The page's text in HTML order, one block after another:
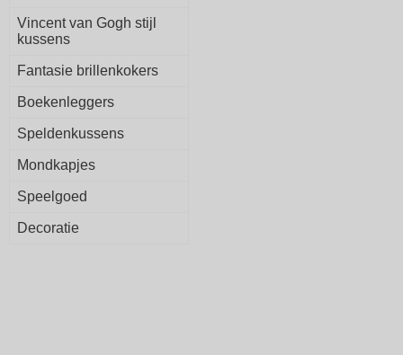
Vincent van Gogh stijl
kussens
Fantasie brillenkokers
Boekenleggers
Speldenkussens
Mondkapjes
Speelgoed
Decoratie